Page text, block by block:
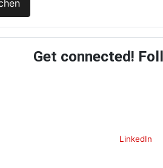
Get connected!
LinkedIn